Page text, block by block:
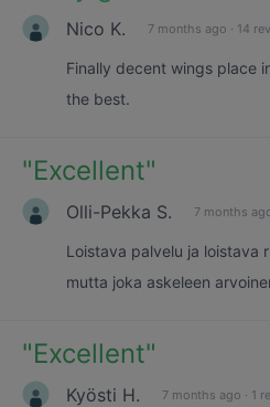
Nico K. 7 months ago · 14
Finally decent wings place
the best.
"Excellent"
Olli-Pekka S. 7 months
Loistava palvelu ja loistava
mutta joka askeleen
"Excellent"
Kyösti H. 7 months ago · 1